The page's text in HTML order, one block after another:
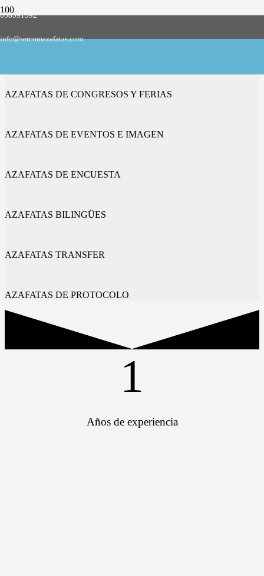
658591592
info@sercomazafatas.com
AZAFATAS DE CONGRESOS Y FERIAS
AZAFATAS DE EVENTOS E IMAGEN
AZAFATAS DE ENCUESTA
AZAFATAS BILINGÜES
AZAFATAS TRANSFER
AZAFATAS DE PROTOCOLO
1
Años de experiencia